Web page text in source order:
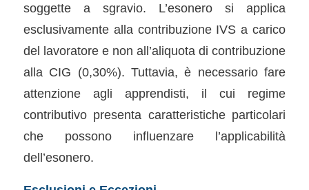
soggette a sgravio. L’esonero si applica
esclusivamente alla contribuzione IVS a carico
del lavoratore e non all’aliquota di contribuzione
alla CIG (0,30%). Tuttavia, è necessario fare
attenzione agli apprendisti, il cui regime
contributivo presenta caratteristiche particolari
che possono influenzare l’applicabilità
dell’esonero.